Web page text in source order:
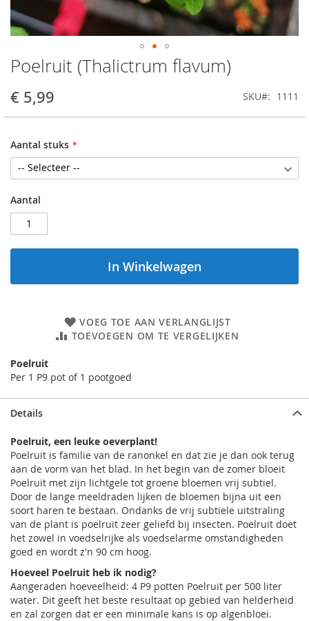
Poelruit (Thalictrum flavum)
€ 5,99 SKU 1111
Aantal stuks
Aantal
In Winkelwagen
VOEG TOE AAN VERLANGLIJST
TOEVOEGEN OM TE VERGELIJKEN
Poelruit
Per 1 P9 pot of 1 pootgoed
Ga
naar
het
begin
van
afbeeldingen-
gallerij
Details
Poelruit, een leuke oeverplant!
Poelruit is familie van de ranonkel en dat zie je dan ook terug
aan de vorm van het blad. In het begin van de zomer bloeit
Poelruit met zijn lichtgele tot groene bloemen vrij subtiel.
Door de lange meeldraden lijken de bloemen bijna uit een
soort haren te bestaan. Ondanks de vrij subtiele uitstraling
van de plant is poelruit zeer geliefd bij insecten. Poelruit doet
het zowel in voedselrijke als voedselarme omstandigheden
goed en wordt z'n 90 cm hoog.
Hoeveel Poelruit heb ik nodig?
Aangeraden hoeveelheid: 4 P9 potten Poelruit per 500 liter
water. Dit geeft het beste resultaat op gebied van helderheid
en zal zorgen dat er een minimale kans is op algenbloei.